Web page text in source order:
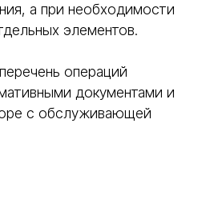
а при необходимости
элементов.
операций
документами и
с обслуживающей